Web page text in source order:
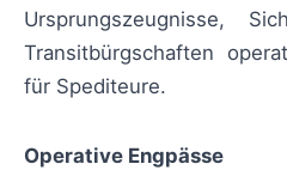
Ursprungszeugnisse,
Transitbürgschaften
für Spediteure.
Operative Engpässe